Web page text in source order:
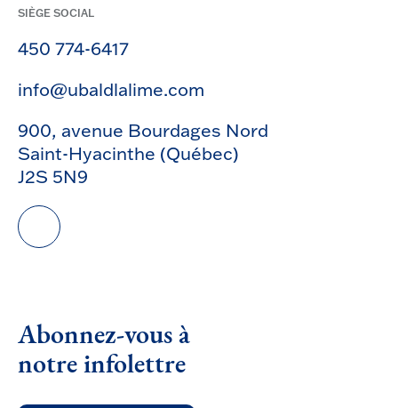
SIÈGE SOCIAL
450 774-6417
info@ubaldlalime.com
900, avenue Bourdages Nord
Saint-Hyacinthe (Québec)
J2S 5N9
Abonnez-vous à
notre infolettre